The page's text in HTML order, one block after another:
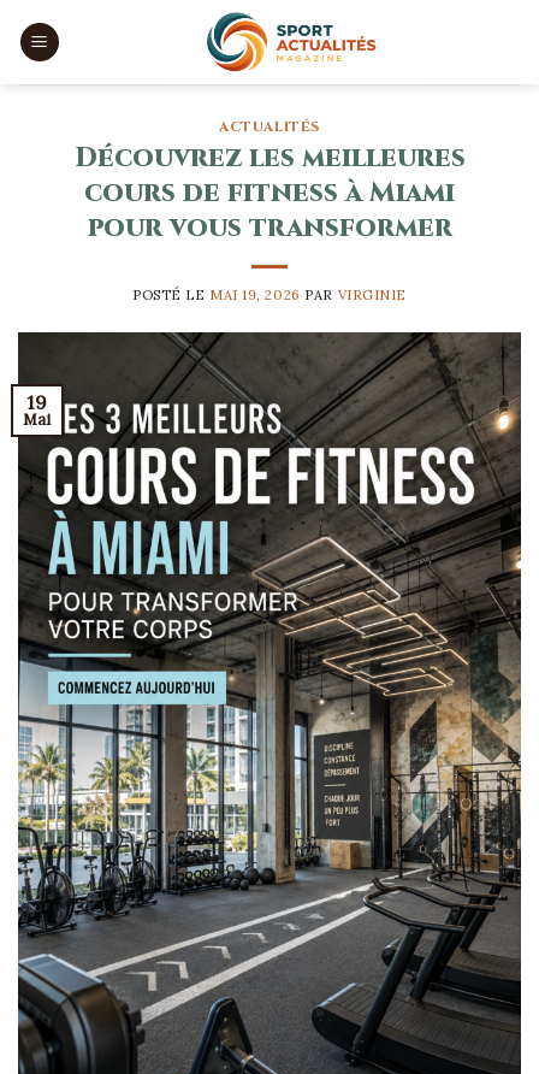
ACTUALITÉS
Découvrez les meilleures
cours de fitness à Miami
pour vous transformer
POSTÉ LE MAI 19, 2026 PAR VIRGINIE
19
Mai